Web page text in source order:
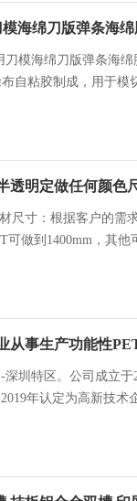
海绵刀版弹条海
模海绵刀版弹条海
自粘胶制成，用于模
透明定做任何颜色
尺寸：根据客户的需
可做到1400mm，其他
圳特区。公司成立于
年认定为高新技术